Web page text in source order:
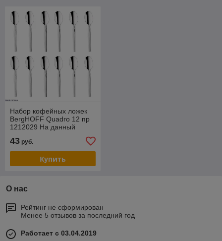
Набор кофейных ложек
BergHOFF Quadro 12 пр
1212029 На данный
товар возможна скидка .
Звоните !
43 руб.
Купить
О нас
Рейтинг не сформирован
Менее 5 отзывов за последний год
Работает с 03.04.2019